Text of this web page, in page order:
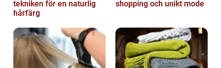
tekniken för en naturlig
hårfärg
shopping och unikt mode